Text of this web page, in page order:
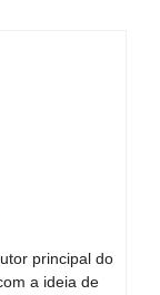
principal do
a ideia de